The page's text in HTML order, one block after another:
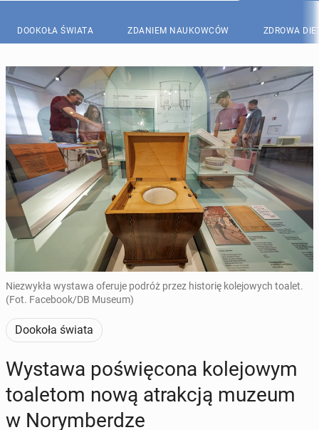
DOOKOŁA ŚWIATA ZDANIEM NAUKOWCÓW ZDROWA
Niezwykła wystawa oferuje podróż przez historię kolejowych toalet.
(Fot. Facebook/DB Museum)
Dookoła świata
Wystawa po­świę­co­na ko­le­jo­wym
to­a­le­tom nową atrak­cją muzeum
w No­rym­ber­dze